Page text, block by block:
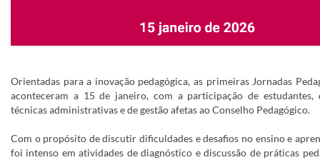
Orientadas para a inovação pedagógica, as primeiras Jornadas
aconteceram a 15 de janeiro, com a participação de estudantes,
técnicas administrativas e de gestão afetas ao Conselho Pedagógico.
Com o propósito de discutir dificuldades e desafios no ensino e
foi intenso em atividades de diagnóstico e discussão de práticas